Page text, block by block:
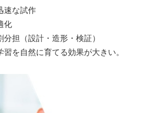
速な試作
化
分担（設計・造形・検証）
を自然に育てる効果が大きい。